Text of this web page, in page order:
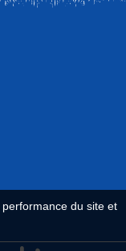
du site et